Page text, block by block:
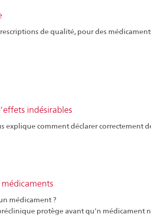
de qualité, pour des
indésirables
explique comment déclarer correctement
médicament ?
protège avant qu'n médicament